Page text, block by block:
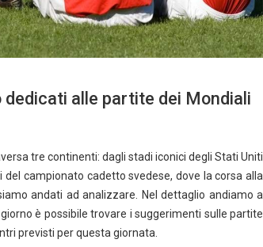
alle partite dei Mondiali
tre continenti: dagli stadi iconici degli Stati Uniti
campionato cadetto svedese, dove la corsa alla
andati ad analizzare. Nel dettaglio andiamo a
è possibile trovare i suggerimenti sulle partite
previsti per questa giornata.